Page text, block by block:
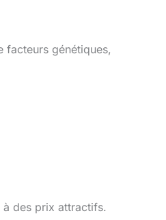
facteurs génétiques,
des prix attractifs.